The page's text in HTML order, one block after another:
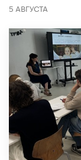
5 АВГУСТА